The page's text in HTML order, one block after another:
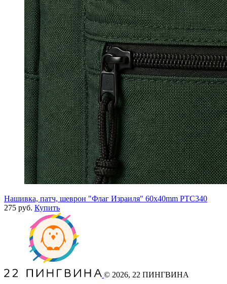
Нашивка, патч, шеврон "Флаг Израиля" 60x40mm PTC340
275 руб. Купить
© 2026, 22 ПИНГВИНА